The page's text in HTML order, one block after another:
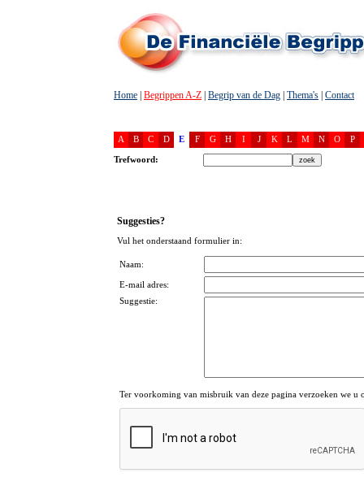
Home Begrippen A-Z Begrip van de Dag Thema's Contact
A B C D E F G H I J K L M N O P
Trefwoord:
Suggesties?
Vul het onderstaand formulier in:
Naam:
E-mail adres:
Suggestie:
Ter voorkoming van misbruik van deze pagina verzoeken we u